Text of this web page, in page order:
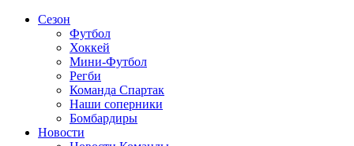
Сезон
Футбол
Хоккей
Мини-Футбол
Регби
Команда Спартак
Наши соперники
Бомбардиры
Новости